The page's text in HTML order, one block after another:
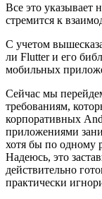
Все это указывает
стремится к
С учетом
ли Flutter и его
мобильных
Сейчас мы
требованиям,
корпоративных
приложениями
хотя бы по одному
Надеюсь, это
действительно
практически